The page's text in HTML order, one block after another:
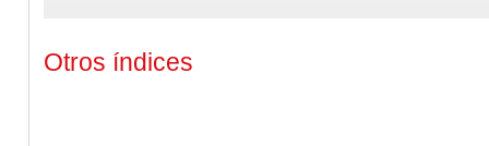
Otros índices